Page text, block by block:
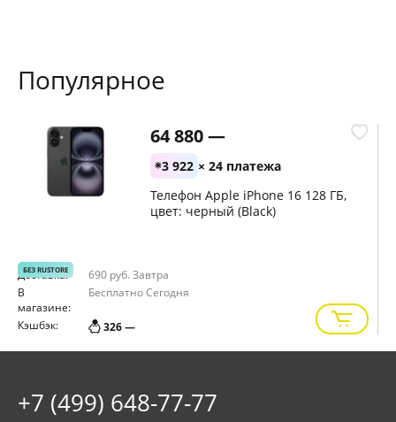
Популярное
БЕЗ RUSTORE
64 880 —
3 922 × 24 платежа
Телефон Apple iPhone 16 128 ГБ,
цвет: черный (Black)
Доставка: 690 руб. Завтра
В
магазине:
БесплатноСегодня
Кэшбэк: 326 —
+7 (499) 648-77-77